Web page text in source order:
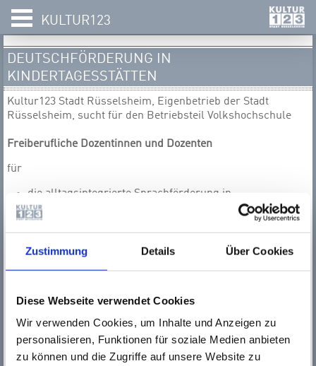
Zustimmung Details Über Cookies
Diese Webseite verwendet Cookies
Wir verwenden Cookies, um Inhalte und Anzeigen zu
personalisieren, Funktionen für soziale Medien anbieten
zu können und die Zugriffe auf unsere Website zu
KULTUR123
DEUTSCHFÖRDERUNG IN
KINDERTAGESSTÄTTEN
Kultur123 Stadt Rüsselsheim, Eigenbetrieb der Stadt
Rüsselsheim, sucht für den Betriebsteil Volkshochschule
Freiberufliche Dozentinnen und Dozenten
für
die alltagsintegrierte Sprachförderung in
Kindertagesstätten
Voraussetzungen:
möglichst eine abgeschlossene pädagogische
Ausbildung mit Kenntnissen der Betreuung, Bildung
Erfahrungen im Bereich Spracherwerb / Deutsch als
Bereich fortzubilden